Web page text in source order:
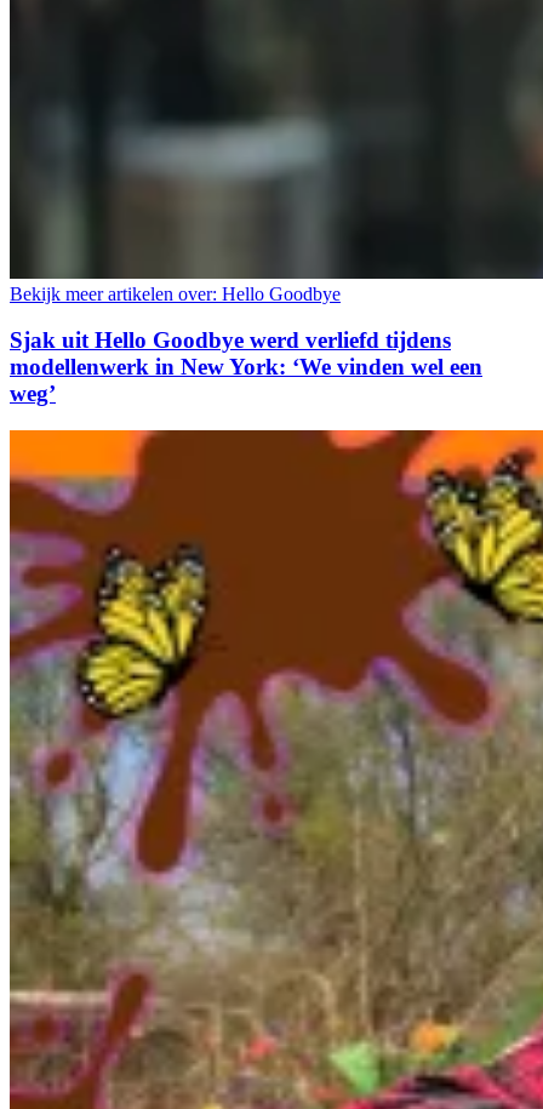
Bekijk meer artikelen over: Hello Goodbye
Sjak uit Hello Goodbye werd verliefd tijdens
modellenwerk in New York: ‘We vinden wel een
weg’